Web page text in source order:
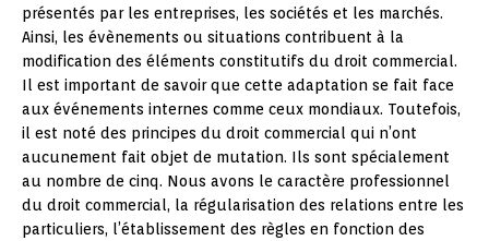
présentés par les entreprises, les sociétés et les marchés.
Ainsi, les évènements ou situations contribuent à la
modification des éléments constitutifs du droit commercial.
Il est important de savoir que cette adaptation se fait face
aux événements internes comme ceux mondiaux. Toutefois,
il est noté des principes du droit commercial qui n’ont
aucunement fait objet de mutation. Ils sont spécialement
au nombre de cinq. Nous avons le caractère professionnel
du droit commercial, la régularisation des relations entre les
particuliers, l’établissement des règles en fonction des